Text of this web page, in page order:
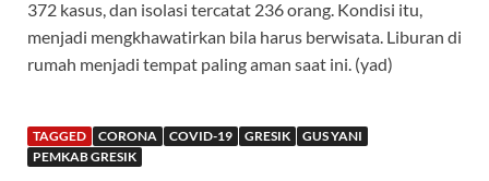
372 kasus, dan isolasi tercatat 236 orang. Kondisi itu,
menjadi mengkhawatirkan bila harus berwisata. Liburan di
rumah menjadi tempat paling aman saat ini. (yad)
TAGGED CORONA COVID-19 GRESIK
GUS YANI
PEMKAB GRESIK